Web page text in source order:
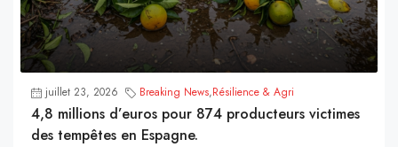
juillet 23, 2026 Breaking News,Résilience & Agri
4,8 millions d’euros pour 874 producteurs victimes
des tempêtes en Espagne.